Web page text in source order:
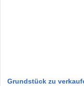
Grundstück zu